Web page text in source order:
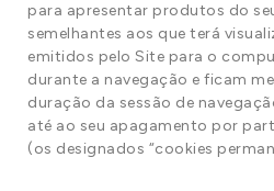
para apresentar produtos do
semelhantes aos que terá
emitidos pelo Site para o
durante a navegação e ficam
duração da sessão de
até ao seu apagamento por
(os designados “cookies